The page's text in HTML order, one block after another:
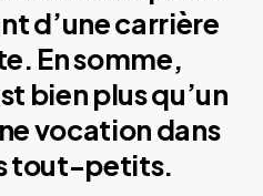
d’une carrière
En somme,
bien plus qu’un
vocation dans
tout-petits.